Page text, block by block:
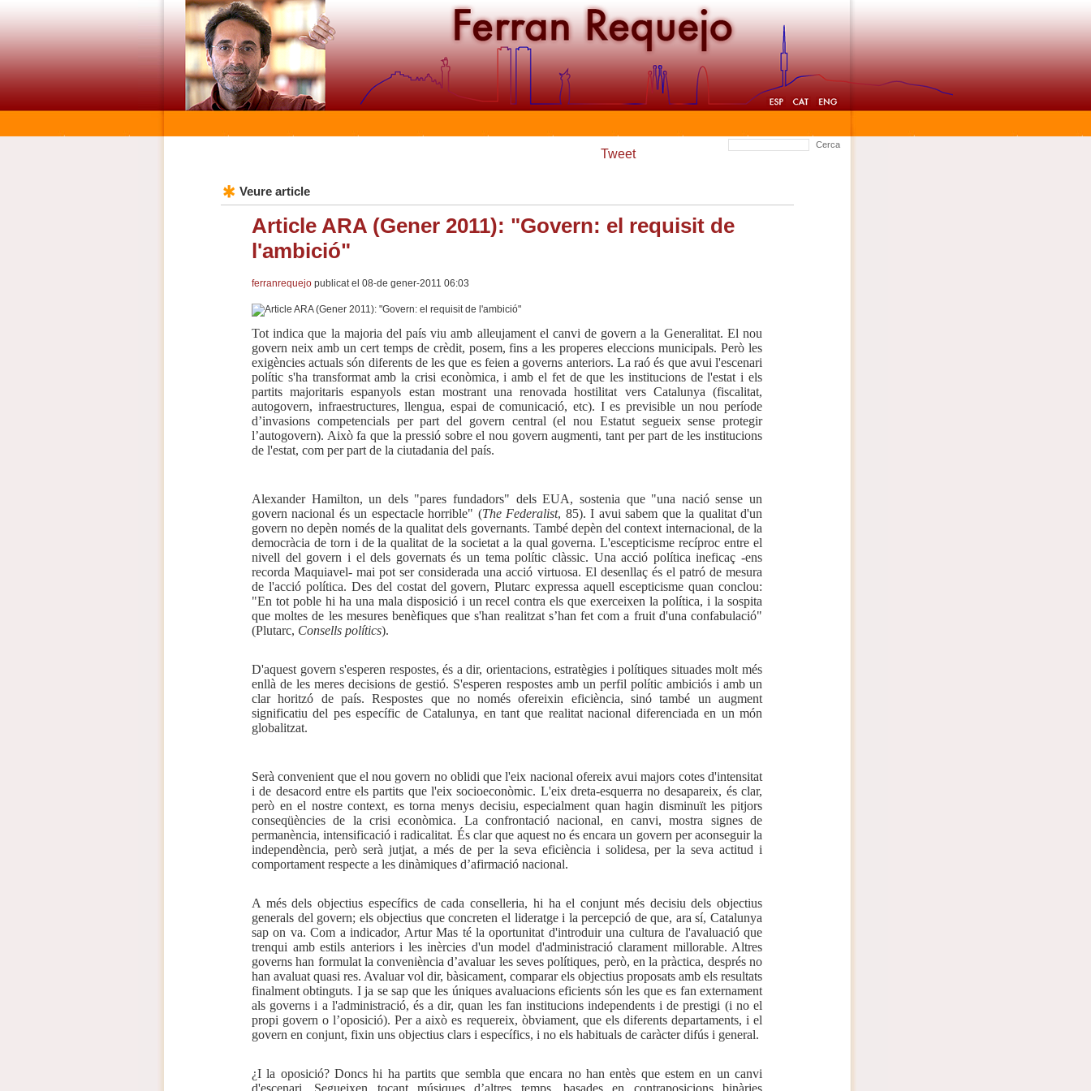
Tweet
Cerca
Veure article
Article ARA (Gener 2011): "Govern: el requisit de
l'ambició"
ferranrequejo publicat el 08-de gener-2011 06:03
Tot indica que la majoria del país viu amb alleujament el canvi de govern a la Generalitat. El nou
govern neix amb un cert temps de crèdit, posem, fins a les properes eleccions municipals. Però les
exigències actuals són diferents de les que es feien a governs anteriors. La raó és que avui l'escenari
polític s'ha transformat amb la crisi econòmica, i amb el fet de que les institucions de l'estat i els
partits majoritaris espanyols estan mostrant una renovada hostilitat vers Catalunya (fiscalitat,
autogovern, infraestructures, llengua, espai de comunicació, etc). I es previsible un nou període
d’invasions competencials per part del govern central (el nou Estatut segueix sense protegir
l’autogovern). Això fa que la pressió sobre el nou govern augmenti, tant per part de les institucions
de l'estat, com per part de la ciutadania del país.
Alexander Hamilton, un dels "pares fundadors" dels EUA, sostenia que "una nació sense un
govern nacional és un espectacle horrible" (The Federalist, 85). I avui sabem que la qualitat d'un
govern no depèn només de la qualitat dels governants. També depèn del context internacional, de la
democràcia de torn i de la qualitat de la societat a la qual governa. L'escepticisme recíproc entre el
nivell del govern i el dels governats és un tema polític clàssic. Una acció política ineficaç -ens
recorda Maquiavel- mai pot ser considerada una acció virtuosa. El desenllaç és el patró de mesura
de l'acció política. Des del costat del govern, Plutarc expressa aquell escepticisme quan conclou:
"En tot poble hi ha una mala disposició i un recel contra els que exerceixen la política, i la sospita
que moltes de les mesures benèfiques que s'han realitzat s’han fet com a fruit d'una confabulació"
(Plutarc, Consells polítics).
D'aquest govern s'esperen respostes, és a dir, orientacions, estratègies i polítiques situades molt més
enllà de les meres decisions de gestió. S'esperen respostes amb un perfil polític ambiciós i amb un
clar horitzó de país. Respostes que no només ofereixin eficiència, sinó també un augment
significatiu del pes específic de Catalunya, en tant que realitat nacional diferenciada en un món
globalitzat.
Serà convenient que el nou govern no oblidi que l'eix nacional ofereix avui majors cotes d'intensitat
i de desacord entre els partits que l'eix socioeconòmic. L'eix dreta-esquerra no desapareix, és clar,
però en el nostre context, es torna menys decisiu, especialment quan hagin disminuït les pitjors
conseqüències de la crisi econòmica. La confrontació nacional, en canvi, mostra signes de
permanència, intensificació i radicalitat. És clar que aquest no és encara un govern per aconseguir la
independència, però serà jutjat, a més de per la seva eficiència i solidesa, per la seva actitud i
comportament respecte a les dinàmiques d’afirmació nacional.
A més dels objectius específics de cada conselleria, hi ha el conjunt més decisiu dels objectius
generals del govern; els objectius que concreten el lideratge i la percepció de que, ara sí, Catalunya
sap on va. Com a indicador, Artur Mas té la oportunitat d'introduir una cultura de l'avaluació que
trenqui amb estils anteriors i les inèrcies d'un model d'administració clarament millorable. Altres
governs han formulat la conveniència d’avaluar les seves polítiques, però, en la pràctica, després no
han avaluat quasi res. Avaluar vol dir, bàsicament, comparar els objectius proposats amb els resultats
finalment obtinguts. I ja se sap que les úniques avaluacions eficients són les que es fan externament
als governs i a l'administració, és a dir, quan les fan institucions independents i de prestigi (i no el
propi govern o l’oposició). Per a això es requereix, òbviament, que els diferents departaments, i el
govern en conjunt, fixin uns objectius clars i específics, i no els habituals de caràcter difús i general.
¿I la oposició? Doncs hi ha partits que sembla que encara no han entès que estem en un canvi